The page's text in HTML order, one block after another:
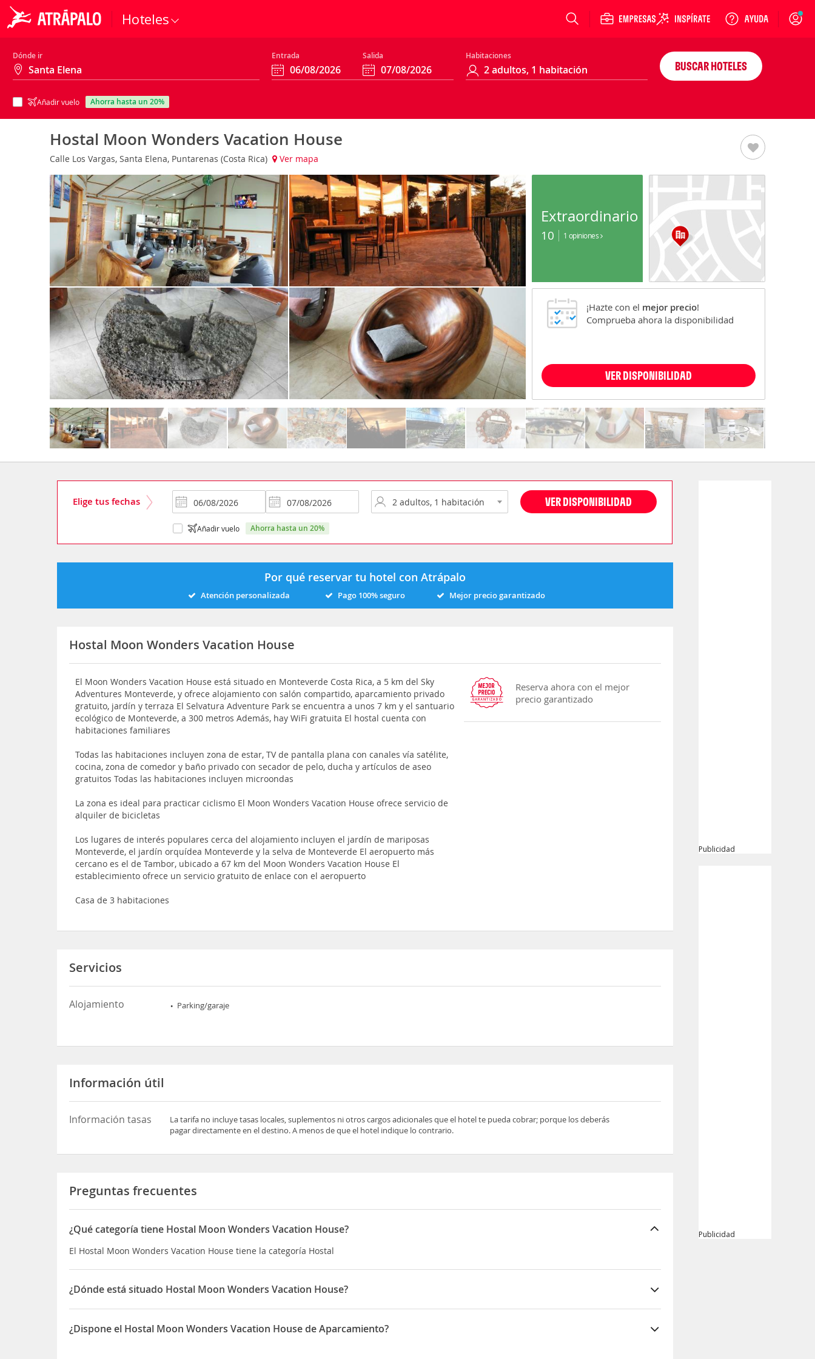
Hoteles Login
Dónde ir Entrada Salida Habitaciones
Añadir vuelo ahorra hasta un 20%
BUSCAR HOTELES
Hostal Moon Wonders Vacation House
Calle Los Vargas, Santa Elena, Puntarenas (Costa Rica) Ver mapa
Extraordinario
10 1 opiniones
¡Hazte con el mejor precio!
Comprueba ahora la disponibilidad
VER DISPONIBILIDAD
Elige tus fechas VER DISPONIBILIDAD
Añadir vuelo ahorra hasta un 20%
Por qué reservar tu hotel con Atrápalo
Atención personalizada Pago 100% seguro Mejor precio garantizado
Hostal Moon Wonders Vacation House
El Moon Wonders Vacation House está situado en Monteverde Costa Rica, a 5 km del Sky
Adventures Monteverde, y ofrece alojamiento con salón compartido, aparcamiento privado
gratuito, jardín y terraza El Selvatura Adventure Park se encuentra a unos 7 km y el santuario
ecológico de Monteverde, a 300 metros Además, hay WiFi gratuita El hostal cuenta con
habitaciones familiares
Todas las habitaciones incluyen zona de estar, TV de pantalla plana con canales vía satélite,
cocina, zona de comedor y baño privado con secador de pelo, ducha y artículos de aseo
gratuitos Todas las habitaciones incluyen microondas
La zona es ideal para practicar ciclismo El Moon Wonders Vacation House ofrece servicio de
alquiler de bicicletas
Los lugares de interés populares cerca del alojamiento incluyen el jardín de mariposas
Monteverde, el jardín orquídea Monteverde y la selva de Monteverde El aeropuerto más
cercano es el de Tambor, ubicado a 67 km del Moon Wonders Vacation House El
establecimiento ofrece un servicio gratuito de enlace con el aeropuerto
Casa de 3 habitaciones
Reserva ahora con el mejor
precio garantizado
Servicios
Alojamiento Parking/garaje
Información útil
Información tasas
La tarifa no incluye tasas locales, suplementos ni otros cargos adicionales que el hotel te pueda cobrar; porque los deberás
pagar directamente en el destino. A menos de que el hotel indique lo contrario.
Preguntas frecuentes
¿Qué categoría tiene Hostal Moon Wonders Vacation House?
El Hostal Moon Wonders Vacation House tiene la categoría Hostal
¿Dónde está situado Hostal Moon Wonders Vacation House?
El Hostal Moon Wonders Vacation House está situado en Calle Los Vargas
¿Dispone el Hostal Moon Wonders Vacation House de Aparcamiento?
Publicidad
Publicidad